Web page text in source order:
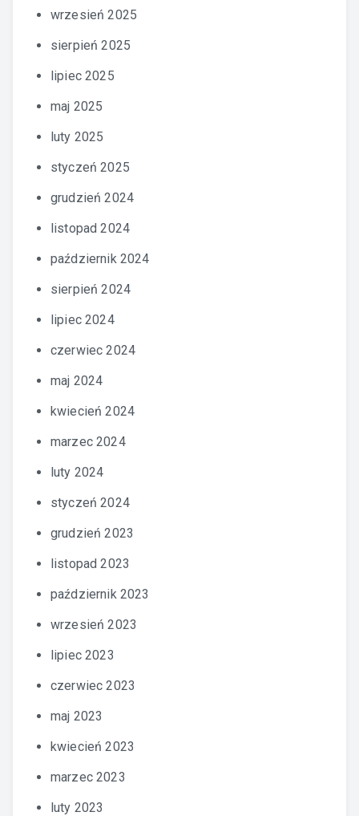
wrzesień 2025
sierpień 2025
lipiec 2025
maj 2025
luty 2025
styczeń 2025
grudzień 2024
listopad 2024
październik 2024
sierpień 2024
lipiec 2024
czerwiec 2024
maj 2024
kwiecień 2024
marzec 2024
luty 2024
styczeń 2024
grudzień 2023
listopad 2023
październik 2023
wrzesień 2023
lipiec 2023
czerwiec 2023
maj 2023
kwiecień 2023
marzec 2023
luty 2023